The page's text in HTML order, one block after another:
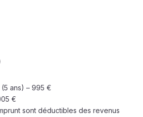
ans) – 995 €
€
sont déductibles des revenus